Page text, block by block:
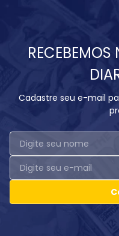
Cadastre seu e-mail